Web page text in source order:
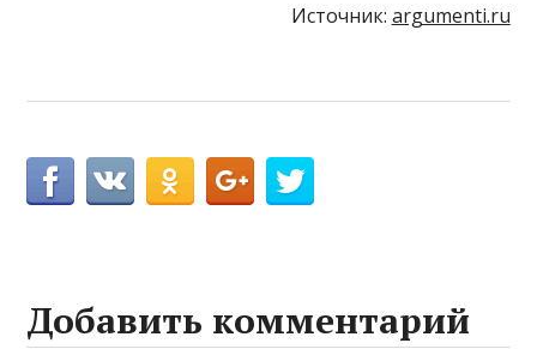
Источник: argumenti.ru
Добавить комментарий